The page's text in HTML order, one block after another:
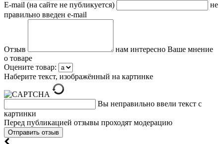
E-mail (на сайте не публикуется)
не
правильно введен e-mail
Отзыв
нам интересно Ваше мнение
о товаре
Оцените товар:
Наберите текст, изображённый на картинке
Вы неправильно ввели текст с
картинки
Перед публикацией отзывы проходят модерацию